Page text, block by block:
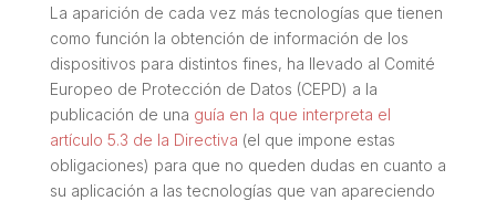
La aparición de cada vez más tecnologías que tienen
como función la obtención de información de los
dispositivos para distintos fines, ha llevado al Comité
Europeo de Protección de Datos (CEPD) a la
publicación de una guía en la que interpreta el
artículo 5.3 de la Directiva (el que impone estas
obligaciones) para que no queden dudas en cuanto a
su aplicación a las tecnologías que van apareciendo